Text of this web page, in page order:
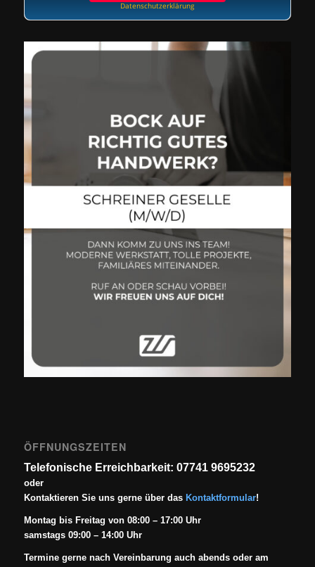
Datenschutzerklärung
ÖFFNUNGSZEITEN
Telefonische Erreichbarkeit: 07741 9695232
oder
Kontaktieren Sie uns gerne über das Kontaktformular!
Montag bis Freitag von 08:00 – 17:00 Uhr
samstags 09:00 – 14:00 Uhr
Termine gerne nach Vereinbarung auch abends oder am